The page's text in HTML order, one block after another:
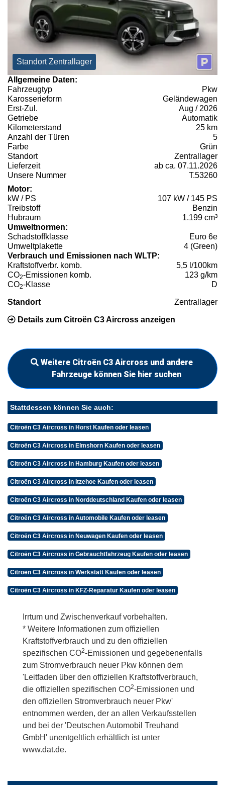
Standort Zentrallager
Allgemeine Daten:
Fahrzeugtyp
Pkw
Karosserieform
Geländewagen
Erst-Zul.
Aug / 2026
Getriebe
Automatik
Kilometerstand
25 km
Anzahl der Türen
5
Farbe
Grün
Standort
Zentrallager
Lieferzeit
ab ca. 07.11.2026
Unsere Nummer
T.53260
Motor:
kW / PS
107 kW / 145 PS
Treibstoff
Benzin
Hubraum
1.199 cm³
Umweltnormen:
Schadstoffklasse
Euro 6e
Umweltplakette
4 (Green)
Verbrauch und Emissionen nach WLTP:
Kraftstoffverbr. komb.
5,5 l/100km
CO2-Emissionen komb.
123 g/km
CO2-Klasse D
Standort Zentrallager
Details zum Citroën C3 Aircross anzeigen
Weitere Citroën C3 Aircross und andere
Fahrzeuge können Sie hier suchen
Stattdessen können Sie auch:
Citroën C3 Aircross in Horst Kaufen oder leasen
Citroën C3 Aircross in Elmshorn Kaufen oder leasen
Citroën C3 Aircross in Hamburg Kaufen oder leasen
Citroën C3 Aircross in Itzehoe Kaufen oder leasen
Citroën C3 Aircross in Norddeutschland Kaufen oder leasen
Citroën C3 Aircross in Automobile Kaufen oder leasen
Citroën C3 Aircross in Neuwagen Kaufen oder leasen
Citroën C3 Aircross in Gebrauchtfahrzeug Kaufen oder leasen
Citroën C3 Aircross in Werkstatt Kaufen oder leasen
Citroën C3 Aircross in KFZ-Reparatur Kaufen oder leasen
Irrtum und Zwischenverkauf vorbehalten.
* Weitere Informationen zum offiziellen
Kraftstoffverbrauch und zu den offiziellen
spezifischen CO2-Emissionen und gegebenenfalls
zum Stromverbrauch neuer Pkw können dem
'Leitfaden über den offiziellen Kraftstoffverbrauch,
die offiziellen spezifischen CO2-Emissionen und
den offiziellen Stromverbrauch neuer Pkw'
entnommen werden, der an allen Verkaufsstellen
und bei der 'Deutschen Automobil Treuhand
GmbH' unentgeltlich erhältlich ist unter
www.dat.de.